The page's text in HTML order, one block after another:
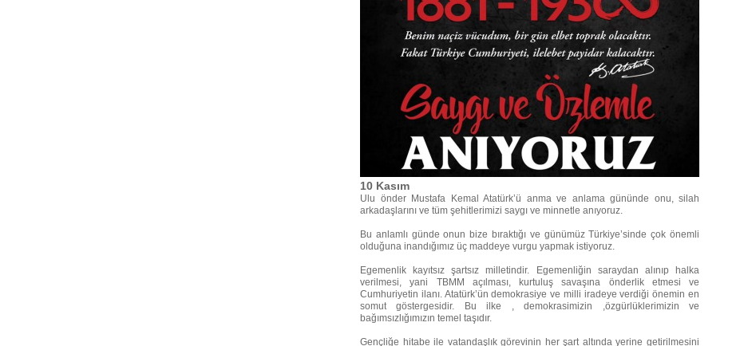
10 Kasım
Ulu önder Mustafa Kemal Atatürk’ü anma ve anlama gününde onu, silah
arkadaşlarını ve tüm şehitlerimizi saygı ve minnetle anıyoruz.
Bu anlamlı günde onun bize bıraktığı ve günümüz Türkiye’sinde çok önemli
olduğuna inandığımız üç maddeye vurgu yapmak istiyoruz.
Egemenlik kayıtsız şartsız milletindir. Egemenliğin saraydan alınıp halka
verilmesi, yani TBMM açılması, kurtuluş savaşına önderlik etmesi ve
Cumhuriyetin ilanı. Atatürk’ün demokrasiye ve milli iradeye verdiği önemin en
somut göstergesidir. Bu ilke , demokrasimizin ,özgürlüklerimizin ve
bağımsızlığımızın temel taşıdır.
Gençliğe hitabe ile vatandaşlık görevinin her şart altında yerine getirilmesini